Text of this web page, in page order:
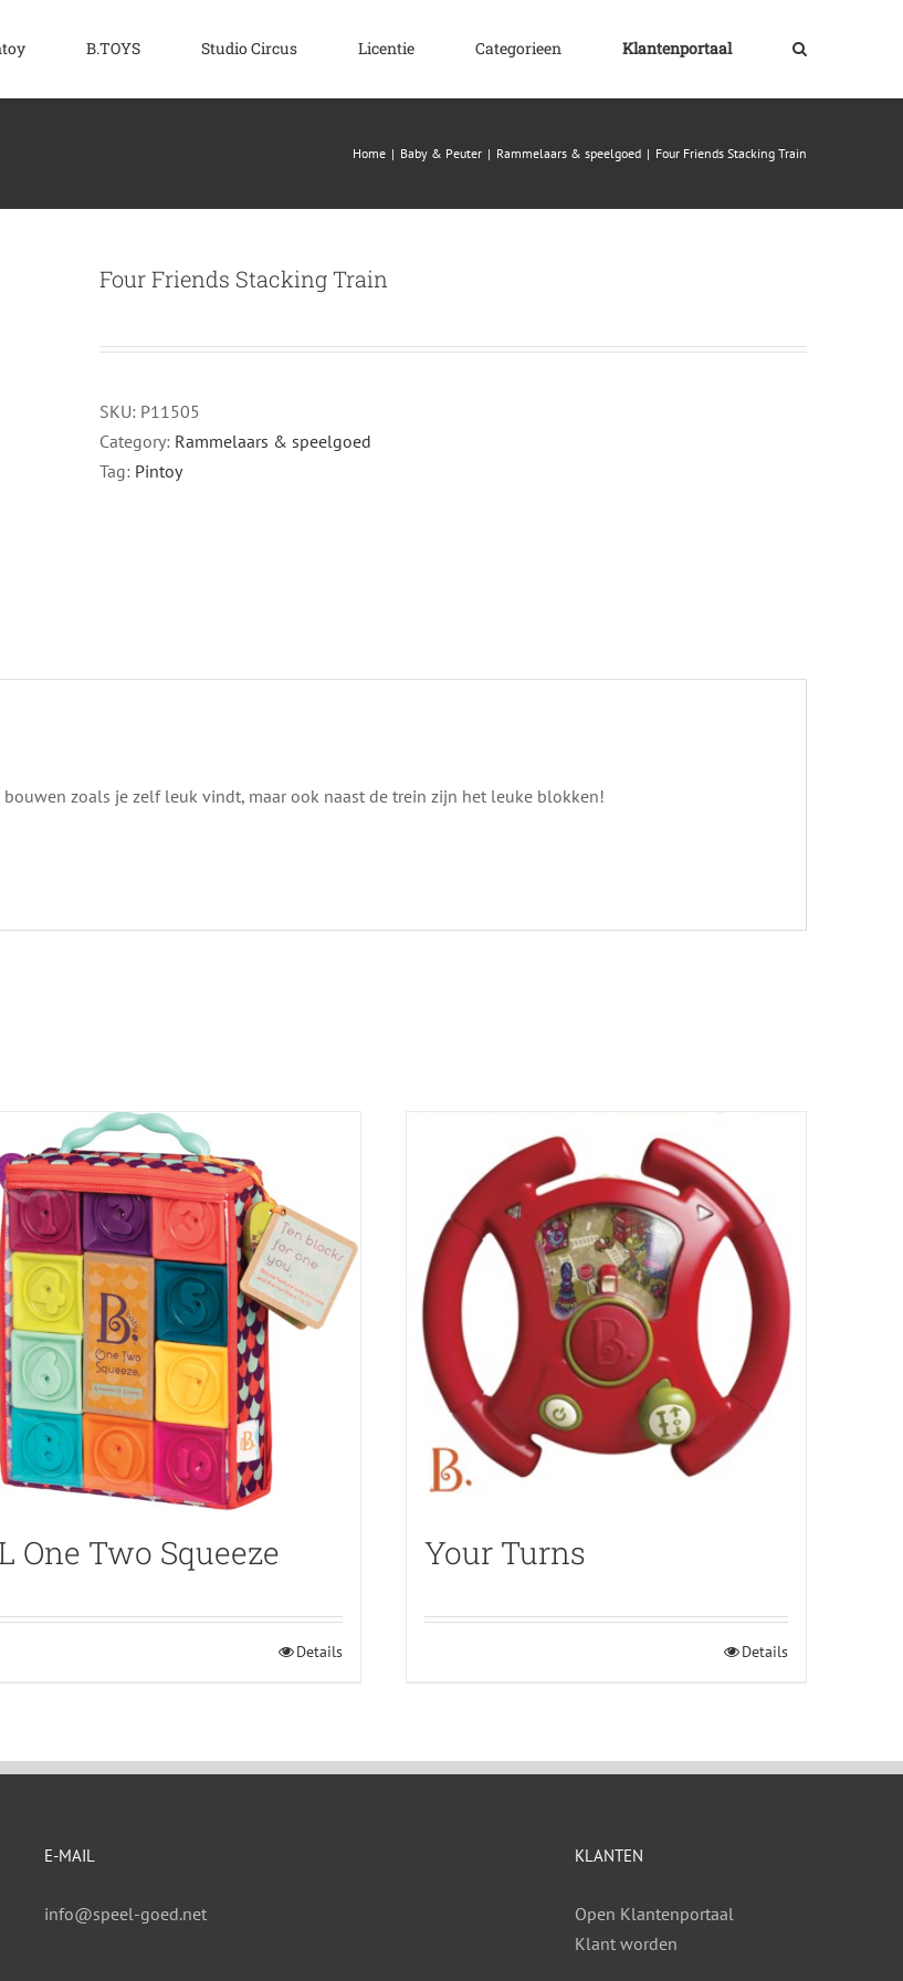
B.TOYS Studio Circus Licentie Categorieen Klantenportaal
Home | Baby & Peuter | Rammelaars & speelgoed | Four Friends Stacking Train
Four Friends Stacking Train
SKU: P11505
Category: Rammelaars & speelgoed
Tag: Pintoy
zoals je zelf leuk vindt, maar ook naast de trein zijn het leuke blokken!
One Two Squeeze
Details
Your Turns
Details
E-MAIL
info@speel-goed.net
KLANTEN
Open Klantenportaal
Klant worden